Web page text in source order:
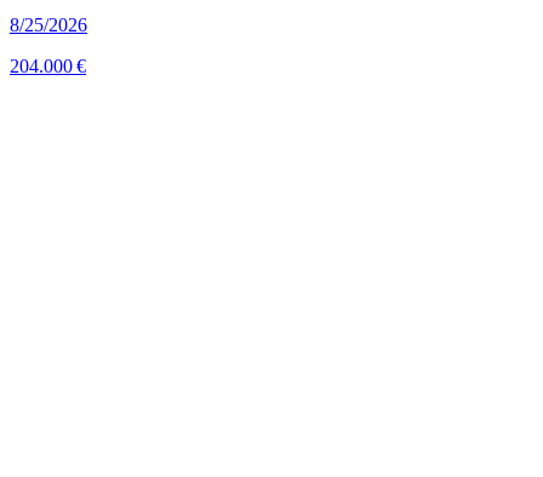
8/25/2026
204.000 €